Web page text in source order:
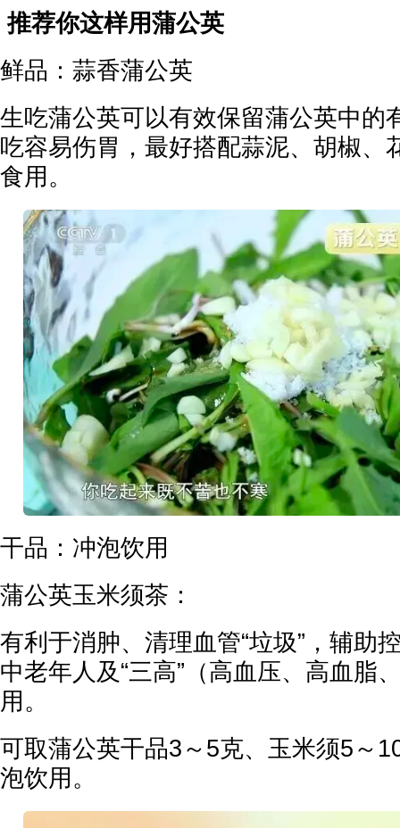
推荐你这样用蒲公英
鲜品：蒜香蒲公英
生吃蒲公英可以有效保留蒲公英中的
吃容易伤胃，最好搭配蒜泥、胡椒、
食用。
干品：冲泡饮用
蒲公英玉米须茶：
有利于消肿、清理血管“垃圾”，辅助
中老年人及“三高”（高血压、高血脂
用。
可取蒲公英干品3～5克、玉米须5～
泡饮用。